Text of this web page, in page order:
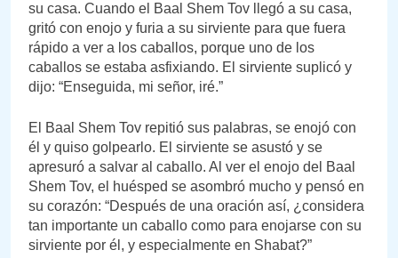
su casa. Cuando el Baal Shem Tov llegó a su casa,
gritó con enojo y furia a su sirviente para que fuera
rápido a ver a los caballos, porque uno de los
caballos se estaba asfixiando. El sirviente suplicó y
dijo: “Enseguida, mi señor, iré.”
El Baal Shem Tov repitió sus palabras, se enojó con
él y quiso golpearlo. El sirviente se asustó y se
apresuró a salvar al caballo. Al ver el enojo del Baal
Shem Tov, el huésped se asombró mucho y pensó en
su corazón: “Después de una oración así, ¿considera
tan importante un caballo como para enojarse con su
sirviente por él, y especialmente en Shabat?”